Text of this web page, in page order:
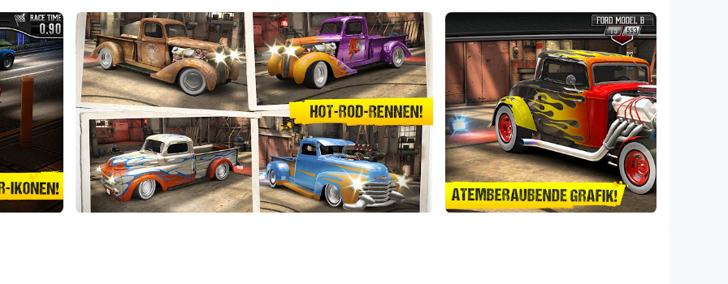
alle Rennen und spannenden Spielinhalte einfach aufzunehmen, was sich hervorragend zum Teilen
Beginnen Sie jetzt mit dem Herunterladen von CSR Classics und spielen Sie es auf Ihrem Computer!
der letzten 60 Jahre werden in CSR Classics wieder zum Leben erweckt.
AUTOS wie dem Shelby Mustang GT500, Ford GT40, Plymouth Superbird und anderen
Plymouth, Pontiac, Shelby und mehr!
Autos von Rostlauben in hübsche Rennlegenden!